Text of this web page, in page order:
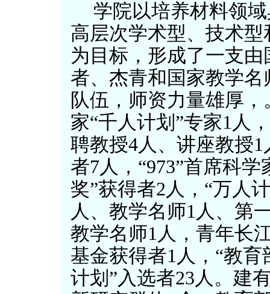
学院以培养材料领
高层次学术型、技术
为目标，形成了一支
者、杰青和国家教学
队伍，师资力量雄厚
家“千人计划”专家1人
聘教授4人、讲座教授
者7人，“973”首席科
奖”获得者2人，“万人
人、教学名师1人、第
教学名师1人，青年长
基金获得者1人，“教
计划”入选者23人。建